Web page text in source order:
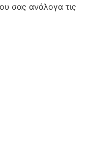
σας ανάλογα τις